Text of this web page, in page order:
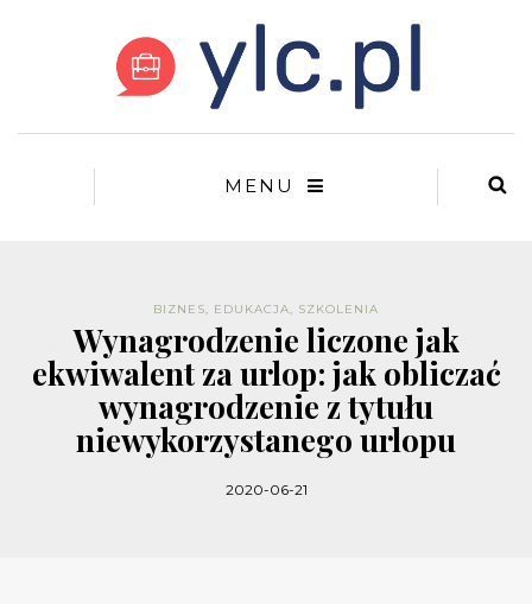
MENU
BIZNES, EDUKACJA, SZKOLENIA
Wynagrodzenie liczone jak
ekwiwalent za urlop: jak obliczać
wynagrodzenie z tytułu
niewykorzystanego urlopu
2020-06-21